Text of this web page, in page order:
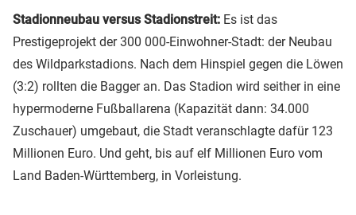
Stadionneubau versus Stadionstreit: Es ist das
Prestigeprojekt der 300 000-Einwohner-Stadt: der Neubau
des Wildparkstadions. Nach dem Hinspiel gegen die Löwen
(3:2) rollten die Bagger an. Das Stadion wird seither in eine
hypermoderne Fußballarena (Kapazität dann: 34.000
Zuschauer) umgebaut, die Stadt veranschlagte dafür 123
Millionen Euro. Und geht, bis auf elf Millionen Euro vom
Land Baden-Württemberg, in Vorleistung.